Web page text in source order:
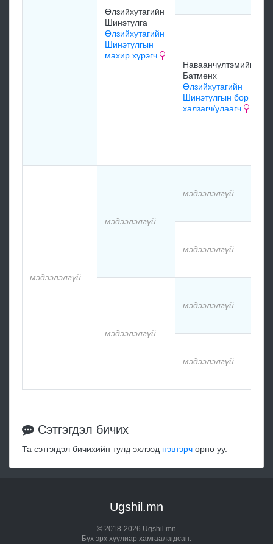
Өлзийхутагийн
Шинэтулга
Өлзийхутагийн
Шинэтулгын
махир хүрэгч
Наваанчүлтэмийн
Батмөнх
Өлзийхутагийн
Шинэтулгын бор
халзагч/улаагч
мэдээлэлгүй
мэдээлэлгүй
мэдээлэлгүй
мэдээлэлгүй
мэдээлэлгүй
мэдээлэлгүй
мэдээлэлгүй
Сэтгэгдэл бичих
Та сэтгэгдэл бичихийн тулд эхлээд нэвтэрч орно уу.
Ugshil.mn
© 2018-2026 Ugshil.mn
Бүх эрх хуулиар хамгаалагдсан.